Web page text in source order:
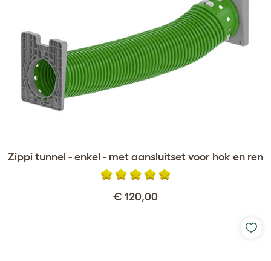
Zippi tunnel - enkel - met aansluitset voor hok en ren
€ 120,00